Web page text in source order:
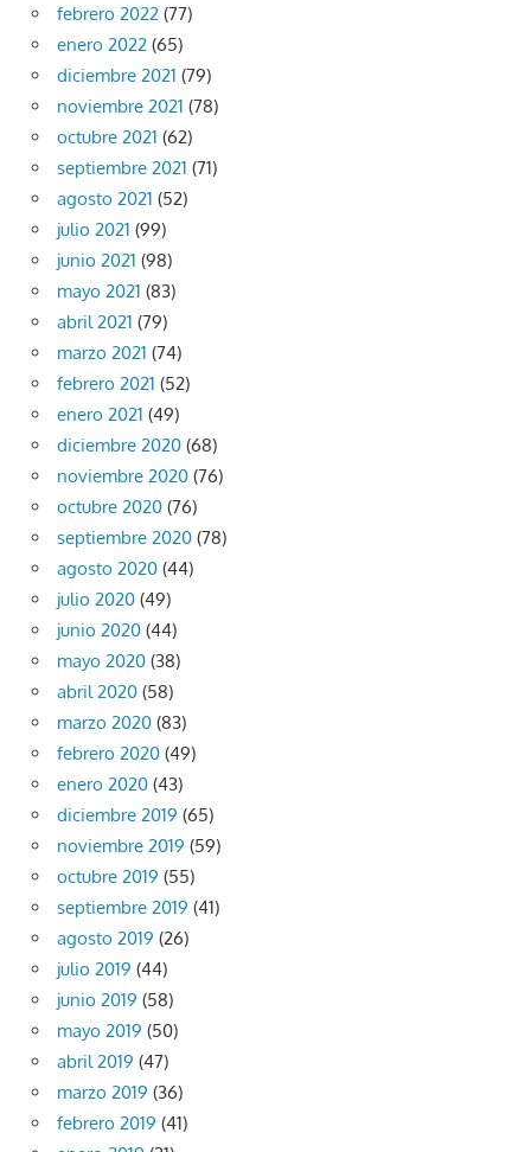
febrero 2022 (77)
enero 2022 (65)
diciembre 2021 (79)
noviembre 2021 (78)
octubre 2021 (62)
septiembre 2021 (71)
agosto 2021 (52)
julio 2021 (99)
junio 2021 (98)
mayo 2021 (83)
abril 2021 (79)
marzo 2021 (74)
febrero 2021 (52)
enero 2021 (49)
diciembre 2020 (68)
noviembre 2020 (76)
octubre 2020 (76)
septiembre 2020 (78)
agosto 2020 (44)
julio 2020 (49)
junio 2020 (44)
mayo 2020 (38)
abril 2020 (58)
marzo 2020 (83)
febrero 2020 (49)
enero 2020 (43)
diciembre 2019 (65)
noviembre 2019 (59)
octubre 2019 (55)
septiembre 2019 (41)
agosto 2019 (26)
julio 2019 (44)
junio 2019 (58)
mayo 2019 (50)
abril 2019 (47)
marzo 2019 (36)
febrero 2019 (41)